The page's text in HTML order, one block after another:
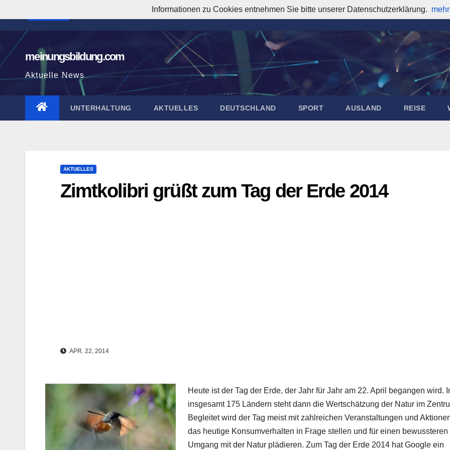
Inhalt
springen
meinungsbildung.com
Aktuelle News
UNTERHALTUNG AKTUELLES DEUTSCHLAND SPORT AUSLAND REISE
AKTUELLES
Zimtkolibri grüßt zum Tag der Erde 2014
APR. 22, 2014
Heute ist der Tag der Erde, der Jahr für Jahr am 22. April begangen wird.
insgesamt 175 Ländern steht dann die Wertschätzung der Natur im
Begleitet wird der Tag meist mit zahlreichen Veranstaltungen und
das heutige Konsumverhalten in Frage stellen und für einen bewussteren
Umgang mit der Natur plädieren. Zum Tag der Erde 2014 hat Google ein
Informationen zu Cookies entnehmen Sie bitte unserer Datenschutzerklärung.